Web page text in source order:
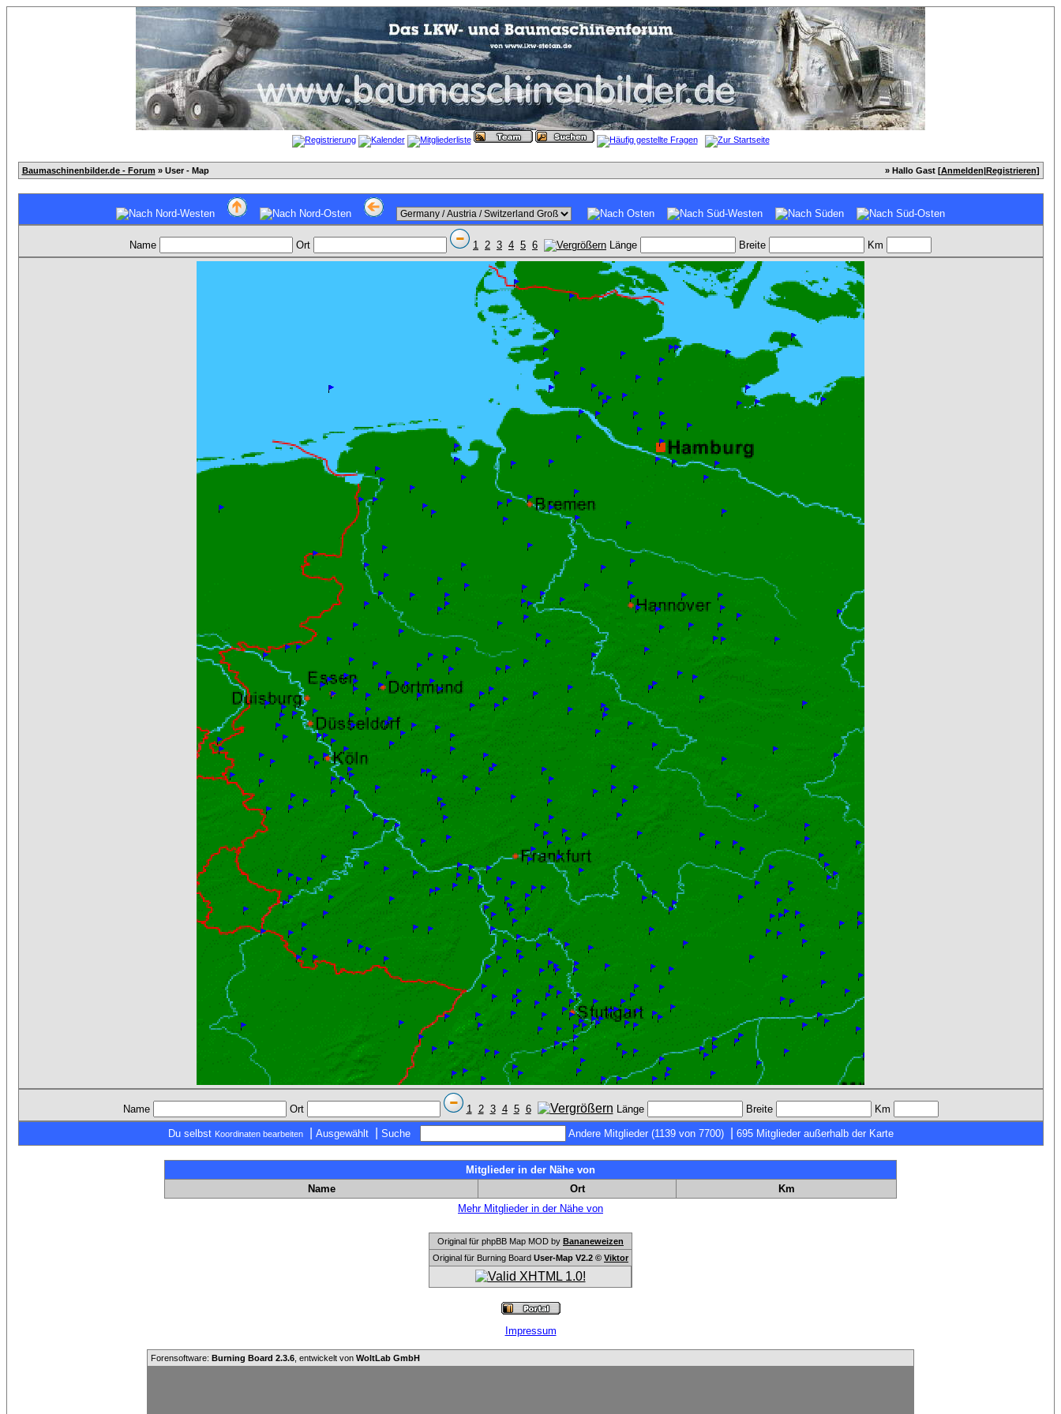
Baumaschinenbilder.de - Forum » User - Map » Hallo Gast [Anmelden|Registrieren]
Name Ort 1 2 3 4 5 6 Länge Breite Km
Name Ort 1 2 3 4 5 6 Länge Breite Km
Du selbst Koordinaten bearbeiten Ausgewählt Suche Andere Mitglieder (1139 von 7700) 695 Mitglieder außerhalb der Karte
Mitglieder in der Nähe von
Name
Ort
Km
Mehr Mitglieder in der Nähe von
Original für phpBB Map MOD by Bananeweizen
Original für Burning Board User-Map V2.2 © Viktor
Impressum
Forensoftware: Burning Board 2.3.6 , entwickelt von WoltLab GmbH